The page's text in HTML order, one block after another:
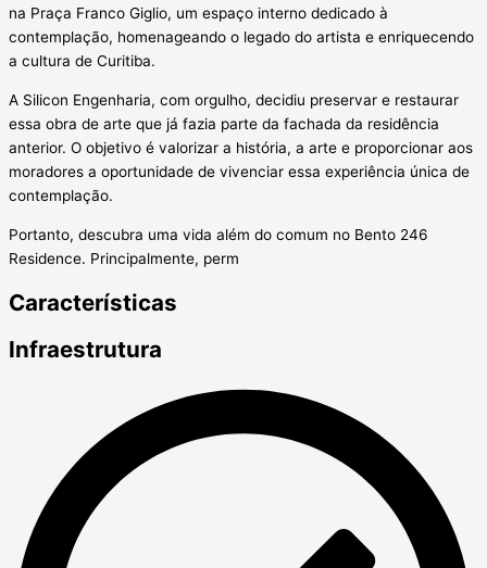
na Praça Franco Giglio, um espaço interno dedicado à
contemplação, homenageando o legado do artista e enriquecendo
a cultura de Curitiba.
A Silicon Engenharia, com orgulho, decidiu preservar e restaurar
essa obra de arte que já fazia parte da fachada da residência
anterior. O objetivo é valorizar a história, a arte e proporcionar aos
moradores a oportunidade de vivenciar essa experiência única de
contemplação.
Portanto, descubra uma vida além do comum no Bento 246
Residence. Principalmente, perm
Características
Infraestrutura